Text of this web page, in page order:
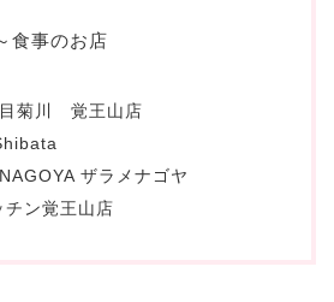
食事のお店
菊川 覚王山店
ザラメナゴヤ
チン覚王山店